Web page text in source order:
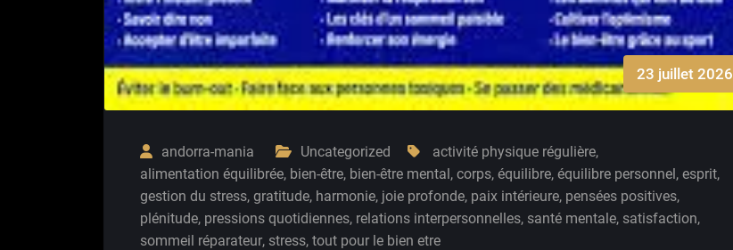
23 juillet 2026
andorra-mania Uncategorized activité physique régulière,
alimentation équilibrée, bien-être, bien-être mental, corps, équilibre, équilibre personnel, esprit,
gestion du stress, gratitude, harmonie, joie profonde, paix intérieure, pensées positives,
plénitude, pressions quotidiennes, relations interpersonnelles, santé mentale, satisfaction,
sommeil réparateur, stress, tout pour le bien etre